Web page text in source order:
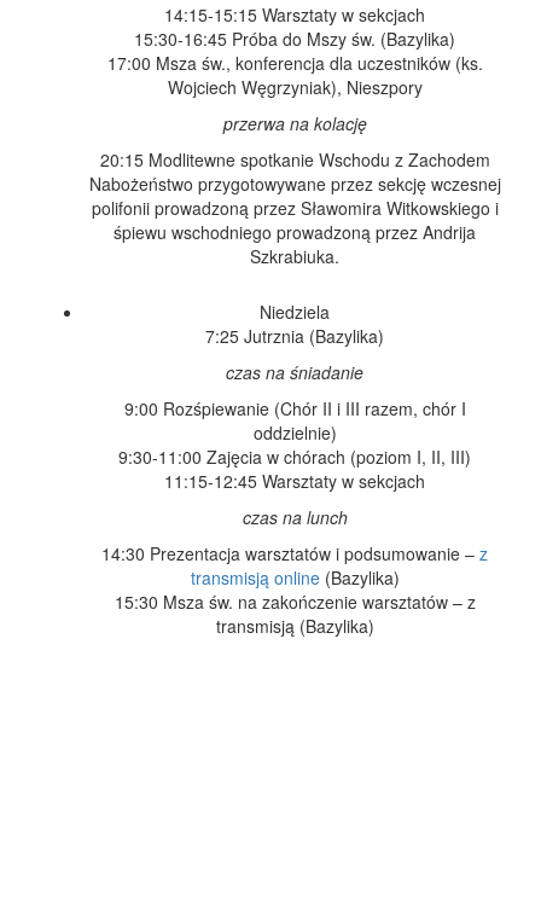
14:15-15:15 Warsztaty w sekcjach
15:30-16:45 Próba do Mszy św. (Bazylika)
17:00 Msza św., konferencja dla uczestników (ks.
Wojciech Węgrzyniak), Nieszpory
przerwa na kolację
20:15 Modlitewne spotkanie Wschodu z Zachodem
Nabożeństwo przygotowywane przez sekcję wczesnej
polifonii prowadzoną przez Sławomira Witkowskiego i
śpiewu wschodniego prowadzoną przez Andrija
Szkrabiuka.
Niedziela
7:25 Jutrznia (Bazylika)
czas na śniadanie
9:00 Rozśpiewanie (Chór II i III razem, chór I
oddzielnie)
9:30-11:00 Zajęcia w chórach (poziom I, II, III)
11:15-12:45 Warsztaty w sekcjach
czas na lunch
14:30 Prezentacja warsztatów i podsumowanie – z
transmisją online(Bazylika)
15:30 Msza św. na zakończenie warsztatów – z
transmisją (Bazylika)